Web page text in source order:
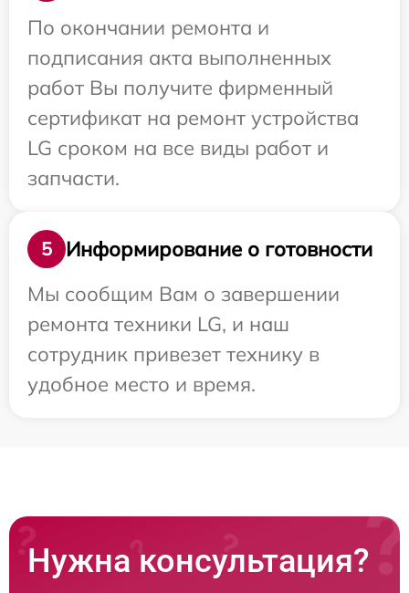
По окончании ремонта и
подписания акта выполненных
работ Вы получите фирменный
сертификат на ремонт устройства
LG сроком на все виды работ и
запчасти.
5
Информирование о готовности
Мы сообщим Вам о завершении
ремонта техники LG, и наш
сотрудник привезет технику в
удобное место и время.
Нужна консультация?